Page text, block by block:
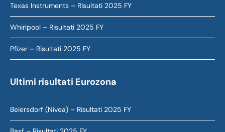
Texas Instruments – Risultati 2025 FY
Whirlpool – Risultati 2025 FY
Pfizer – Risultati 2025 FY
Ultimi risultati Eurozona
Beiersdorf (Nivea) – Risultati 2025 FY